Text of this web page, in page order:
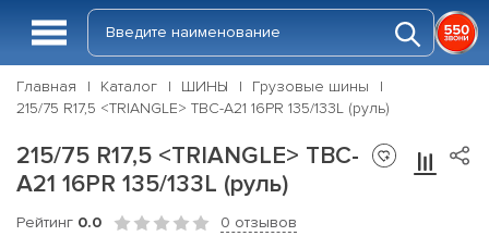
Главная Каталог ШИНЫ
Грузовые шины
215/75 R17,5 <TRIANGLE> TBC-A21 16PR 135/133L (руль)
215/75 R17,5 <TRIANGLE> TBC-
A21 16PR 135/133L (руль)
Рейтинг 0.0 0 отзывов